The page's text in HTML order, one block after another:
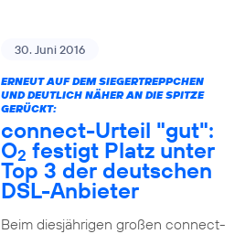
30. Juni 2016
ERNEUT AUF DEM SIEGERTREPPCHEN
UND DEUTLICH NÄHER AN DIE SPITZE
GERÜCKT:
connect-Urteil "gut":
O2 festigt Platz unter
Top 3 der deutschen
DSL-Anbieter
Beim diesjährigen großen connect-